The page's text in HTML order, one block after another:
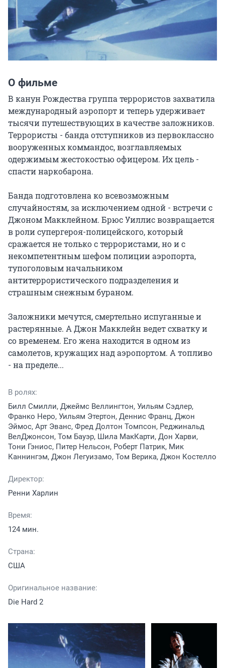
О фильме
В канун Рождества группа террористов захватила
международный аэропорт и теперь удерживает
тысячи путешествующих в качестве заложников.
Террористы - банда отступников из первоклассно
вооруженных коммандос, возглавляемых
одержимым жестокостью офицером. Их цель -
спасти наркобарона.
Банда подготовлена ко всевозможным
случайностям, за исключением одной - встречи с
Джоном Макклейном. Брюс Уиллис возвращается
в роли супергероя-полицейского, который
сражается не только с террористами, но и с
некомпетентным шефом полиции аэропорта,
тупоголовым начальником
антитеррористического подразделения и
страшным снежным бураном.
Заложники мечутся, смертельно испуганные и
растерянные. А Джон Макклейн ведет схватку и
со временем. Его жена находится в одном из
самолетов, кружащих над аэропортом. А топливо
- на пределе...
В ролях:
Билл Смилли, Джеймс Веллингтон, Уильям Сэдлер,
Франко Неро, Уильям Этертон, Деннис Франц, Джон
Эймос, Арт Эванс, Фред Долтон Томпсон, Реджинальд
ВелДжонсон, Том Бауэр, Шила МакКарти, Дон Харви,
Тони Гэниос, Питер Нельсон, Роберт Патрик, Мик
Каннингэм, Джон Легуизамо, Том Верика, Джон Костелло
Директор:
Ренни Харлин
Время:
124 мин.
Страна:
США
Оригинальное название:
Die Hard 2